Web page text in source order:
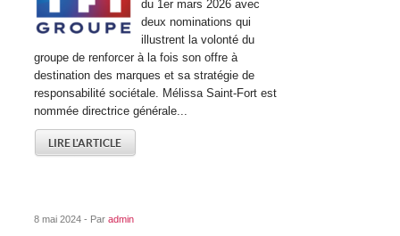
du 1er mars 2026 avec
deux nominations qui
illustrent la volonté du
groupe de renforcer à la fois son offre à
destination des marques et sa stratégie de
responsabilité sociétale. Mélissa Saint-Fort est
nommée directrice générale...
LIRE L'ARTICLE
8 mai 2024 - Paradmin